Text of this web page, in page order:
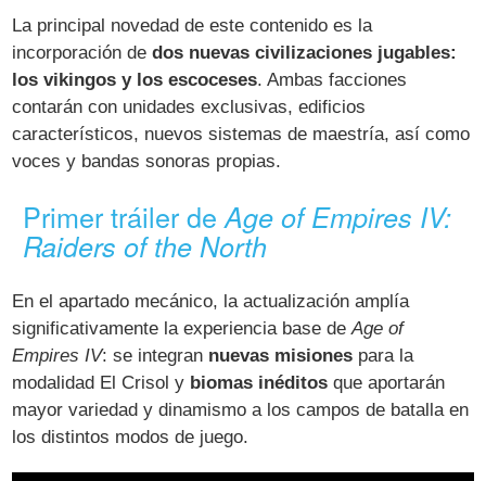
La principal novedad de este contenido es la
incorporación dedos nuevas civilizaciones jugables:
los vikingos y los escoceses. Ambas facciones
contarán con unidades exclusivas, edificios
característicos, nuevos sistemas de maestría, así como
voces y bandas sonoras propias.
Primer tráiler deAge of Empires IV:
Raiders of the North
En el apartado mecánico, la actualización amplía
significativamente la experiencia base deAge of
Empires IV: se integran nuevas misiones para la
modalidad El Crisol y biomas inéditos que aportarán
mayor variedad y dinamismo a los campos de batalla en
los distintos modos de juego.